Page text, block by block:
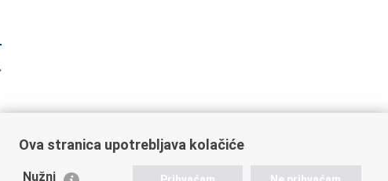
Važne poveznice
Ova stranica upotrebljava kolačiće
Nužni